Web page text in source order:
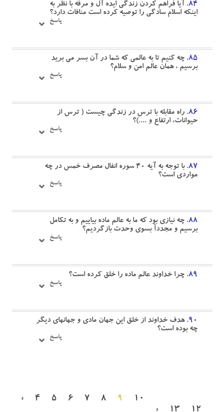
۸۴. آيا فراهم كردن زندگى ايده آل و مرفه با نظر به
اينكه اسلام سادگى را توصيه كرده است منافات دارد؟
پاسخ
۸۵. چه كنيم تا به عالمى كه شما در آن بسر مى بريد
برسيم ، همان عالم امن و سلام؟
پاسخ
۸۶. راه مقابله با ترس در زندگى چيست ( ترس از
حيوانات، ارتفاع و ....)؟
پاسخ
۸۷.
با توجه به آيه ٤٠ سوره انفال مصرف خمس در چه
مواردى است؟
پاسخ
۸۸. چه نيازى بود كه ما به عالم ماده بياييم و به تكامل
برسيم و مجددأ بسوى وحدت بازگرديم؟
پاسخ
۸۹. چرا خداوند عالم ماده را خلق كرده است؟
پاسخ
۹۰. هدف خداوند از خلق اين جهان مادى و جهانهاى ديگر
چه بوده است؟
پاسخ
« ۴ ۵ ۶ ۷ ۸ ۹
۱۰
۱۲
۱۳ »